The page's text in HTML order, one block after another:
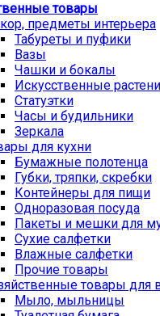
товары
предметы интерьера
Табуреты и пуфики
Вазы
Чашки и бокалы
Искусственные
Статуэтки
Часы и будильники
Зеркала
для кухни
Бумажные полотенца
Губки, тряпки, скребки
Контейнеры для пищи
Одноразовая посуда
Пакеты и мешки для
Сухие салфетки
Влажные салфетки
Прочие товары
товары для
Мыло, мыльницы